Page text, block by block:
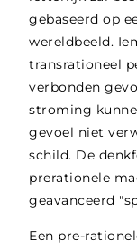
gebaseerd op
wereldbeeld.
transrationeel
verbonden
stroming
gevoel niet
schild. De
prerationele
geavanceerd
Een pre-